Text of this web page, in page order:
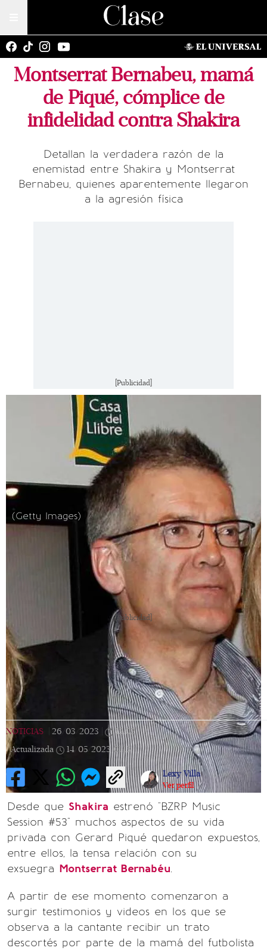
Montserrat Bernabeu, mamá
de Piqué, cómplice de
infidelidad contra Shakira
Detallan la verdadera razón de la
enemistad entre Shakira y Montserrat
Bernabeu, quienes aparentemente llegaron
a la agresión física
[Publicidad]
(Getty Images)
[Publicidad]
NOTICIAS 26/03/2023 13:02 |
Actualizada
14/05/2023 01:13
Lexy Villa
Ver perfil
Desde que Shakira estrenó "BZRP Music
Session #53" muchos aspectos de su vida
privada con Gerard Piqué quedaron expuestos,
entre ellos, la tensa relación con su
exsuegra Montserrat Bernabéu.
A partir de ese momento comenzaron a
surgir testimonios y videos en los que se
observa a la cantante recibir un trato
descortés por parte de la mamá del futbolista